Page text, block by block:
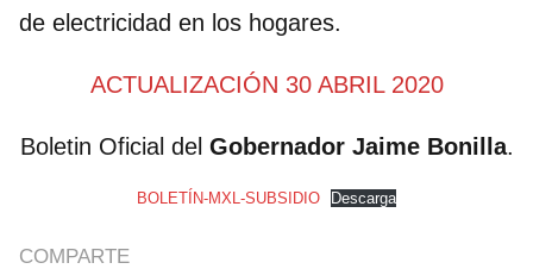
de electricidad en los hogares.
ACTUALIZACIÓN 30 ABRIL 2020
Boletin Oficial del Gobernador Jaime Bonilla.
BOLETÍN-MXL-SUBSIDIO Descarga
COMPARTE